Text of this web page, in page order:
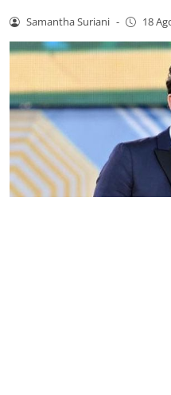
Samantha Suriani - 18